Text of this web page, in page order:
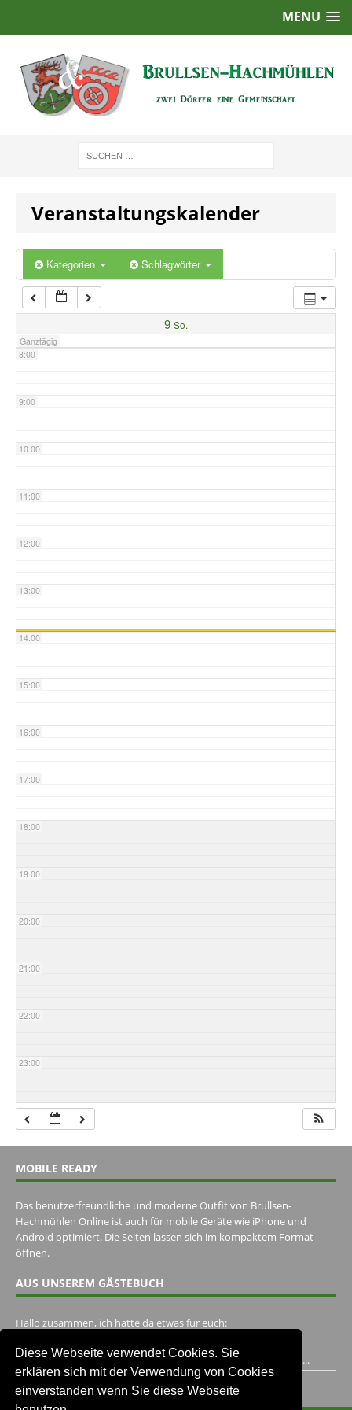
Diese Webseite verwendet Cookies. Sie
erklären sich mit der Verwendung von Cookies
einverstanden wenn Sie diese Webseite
MENU
Veranstaltungskalender
Kategorien Schlagwörter
9 So.
Ganztägig
2:00
5:00
7:00
8:00
9:00
10:00
11:00
12:00
13:00
14:00
15:00
16:00
17:00
18:00
19:00
20:00
21:00
22:00
23:00
MOBILE READY
Das benutzerfreundliche und moderne Outfit von Brullsen-
Hachmühlen Online ist auch für mobile Geräte wie iPhone und
Android optimiert. Die Seiten lassen sich im kompaktem Format
öffnen.
AUS UNSEREM GÄSTEBUCH
Hallo zusammen, ich hätte da etwas für euch:
Ich habe ein Jahr im Gasthaus Hugo Pape verbracht..Habe ihn...
Unser Gästebuch besuchen